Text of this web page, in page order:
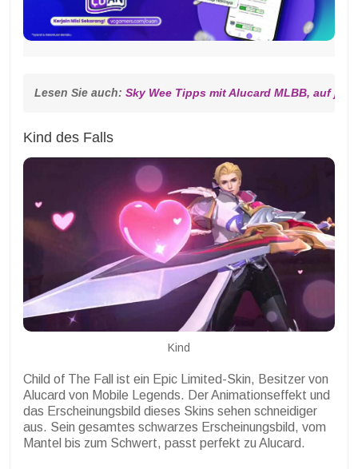
Lesen Sie auch: Sky Wee Tipps mit Alucard MLBB, auf
Kind des Falls
Kind
Child of The Fall ist ein Epic Limited-Skin, Besitzer von
Alucard von Mobile Legends. Der Animationseffekt und
das Erscheinungsbild dieses Skins sehen schneidiger
aus. Sein gesamtes schwarzes Erscheinungsbild, vom
Mantel bis zum Schwert, passt perfekt zu Alucard.